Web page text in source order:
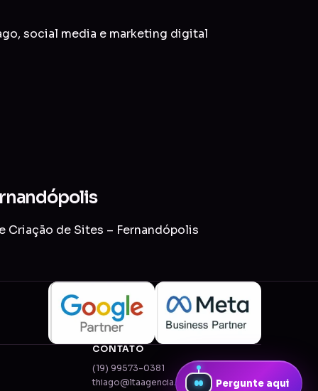
, social media e marketing digital
Criação de Sites – Fernandópolis
CONTATO
(19) 99573-0381
thiago@ltaagencia.com.br
Pergunte aqui